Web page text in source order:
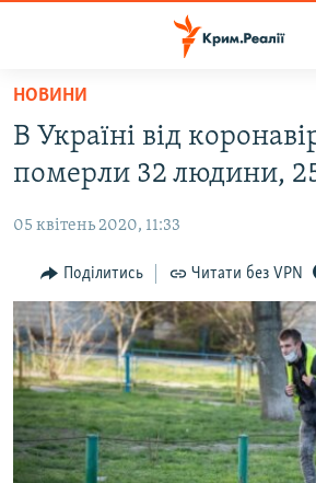
Перейти
основного
матеріалу
до
навігації
Перейти
до
пошуку
ВОДА.КРИМ
ВІДЕО ТА ФОТО
ПОЛІТИКА
БЛОГИ
ПОГЛЯД
ІНТЕРВ'Ю
ВСЕ ЗА ДЕНЬ
СПЕЦПРОЕКТИ
ДЕПОРТАЦІЯ
ЯК ОБІЙТИ БЛОКУВАННЯ
НОВИНИ
В Україні від
померли 32 людини,
05 квітень 2020, 11:33
Поділитись Читати без VPN